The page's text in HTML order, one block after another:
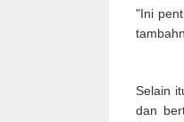
"Ini
Selain
dan